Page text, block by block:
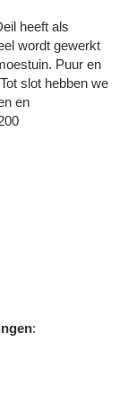
heeft als
wordt gewerkt
Puur en
slot hebben we
en
: